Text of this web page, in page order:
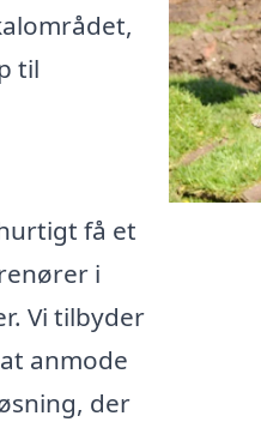
til
få et
i
Vi tilbyder
anmode
der